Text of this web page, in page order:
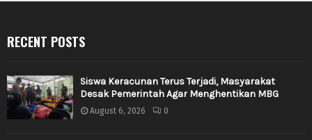
RECENT POSTS
Siswa Keracunan Terus Terjadi, Masyarakat
Desak Pemerintah Agar Menghentikan MBG
August 6, 2026 0